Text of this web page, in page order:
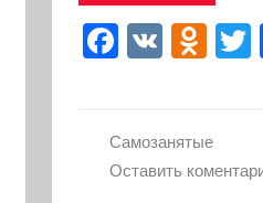
F
e
b
V
O
o
kl
Самозанятые
Оставить